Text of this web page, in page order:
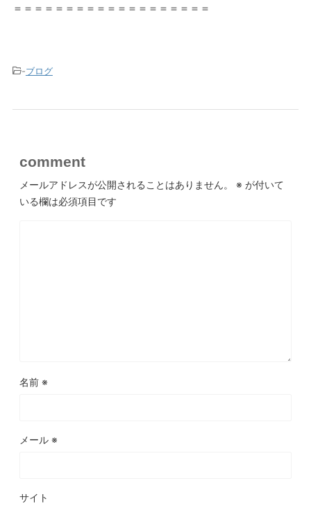
＝＝＝＝＝＝＝＝＝＝＝＝＝＝＝＝＝＝＝
-ブログ
comment
メールアドレスが公開されることはありません。 ※ が付いて
いる欄は必須項目です
名前 ※
メール ※
サイト